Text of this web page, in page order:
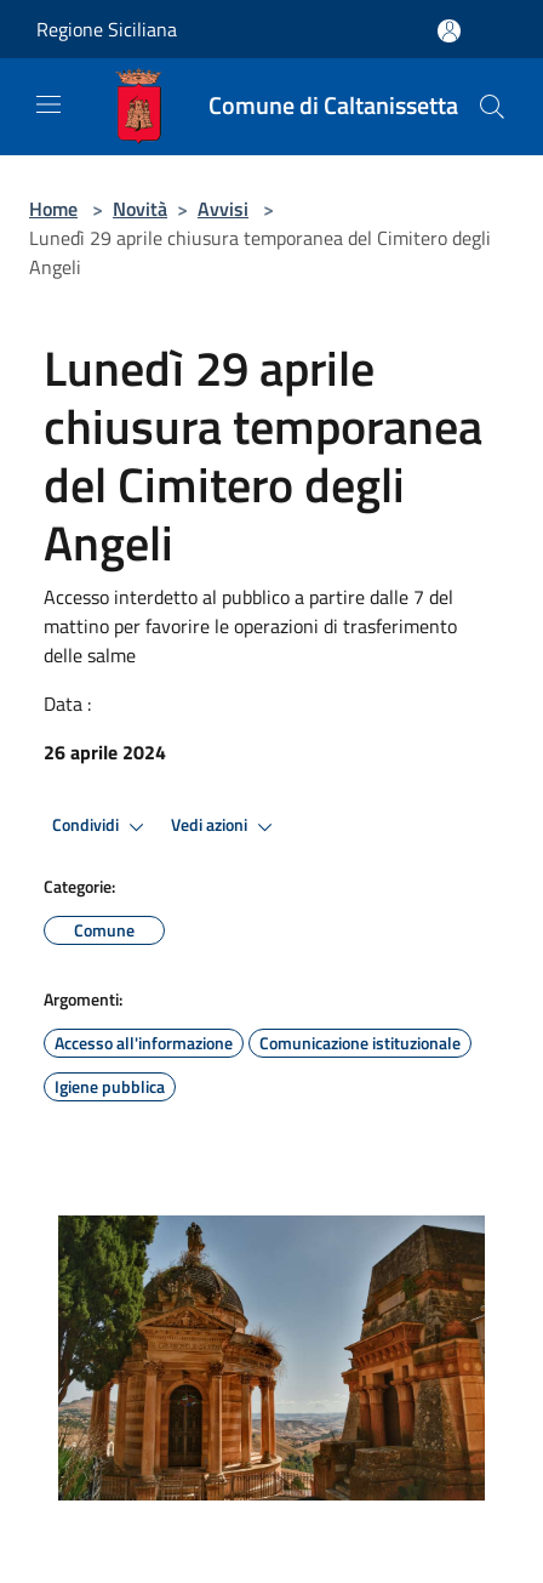
Regione Siciliana
Comune di Caltanissetta
Home > Novità > Avvisi >
Lunedì 29 aprile chiusura temporanea del Cimitero degli
Angeli
Lunedì 29 aprile
chiusura temporanea
del Cimitero degli
Angeli
Accesso interdetto al pubblico a partire dalle 7 del
mattino per favorire le operazioni di trasferimento
delle salme
Data :
26 aprile 2024
Condividi Vedi azioni
Categorie:
Comune
Argomenti:
Accesso all'informazione
Comunicazione istituzionale
Igiene pubblica